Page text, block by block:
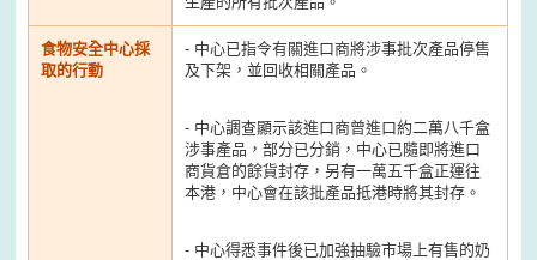
食物安全中心採
取的行動
- 中心已指令有關進口商將涉事批次產品停售
及下架，並回收相關產品。
- 中心調查顯示該進口商曾進口約二萬八千盒
涉事產品，部分已分銷，中心已隨即將進口
商貨倉的餘貨封存，另有一萬五千盒正運往
本港，中心會在該批產品抵港時將其封存。
- 中心得悉事件後已加強抽驗市場上有售的奶